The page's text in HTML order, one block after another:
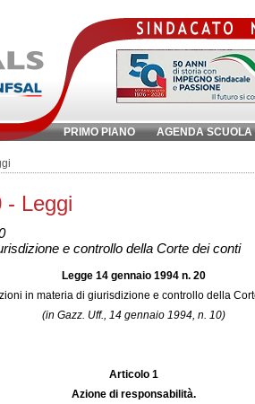
PRIMO PIANO AGENDA SCUOLA
chiave:
- Leggi
e controllo della Corte dei conti
Legge 14 gennaio 1994 n. 20
in materia di giurisdizione e controllo della
(in Gazz. Uff., 14 gennaio 1994, n. 10)
Articolo 1
Azione di responsabilità.